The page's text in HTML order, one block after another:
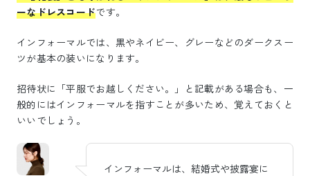
ーなドレスコードです。
インフォーマルでは、黒やネイビー、グレーなどのダークスー
ツが基本の装いになります。
招待状に「平服でお越しください。」と記載がある場合も、一
般的にはインフォーマルを指すことが多いため、覚えておくと
いいでしょう。
インフォーマルは、結婚式や披露宴に